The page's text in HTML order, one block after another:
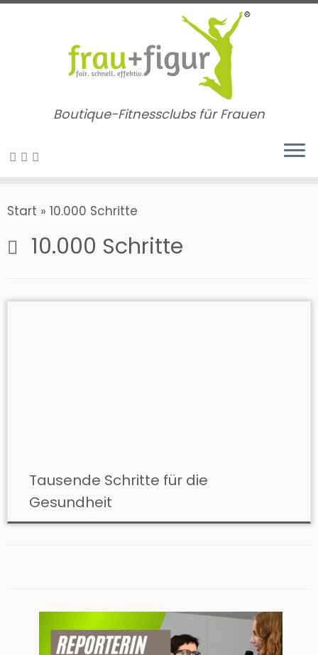
Zum
Boutique-Fitnessclubs für Frauen
Start » 10.000 Schritte
10.000 Schritte
Tausende Schritte für die
Gesundheit ​